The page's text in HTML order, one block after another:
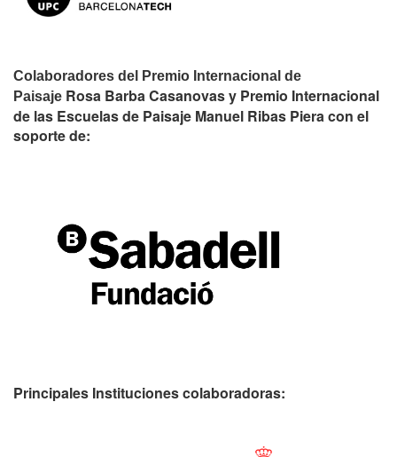
Colaboradores del Premio Internacional de
Paisaje Rosa Barba Casanovas y Premio Internacional
de las Escuelas de Paisaje Manuel Ribas Piera con el
soporte de:
Principales Instituciones colaboradoras: